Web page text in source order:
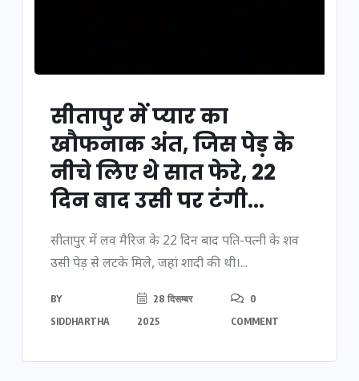
सीतापुर में प्यार का
खौफनाक अंत, जिस पेड़ के
नीचे लिए थे सात फेरे, 22
दिन बाद उसी पर टंगी...
सीतापुर में लव मैरिज के 22 दिन बाद पति-पत्नी के शव
उसी पेड़ से लटके मिले, जहां शादी की थी।...
BY
SIDDHARTHA
28 दिसम्बर
2025
0
COMMENT